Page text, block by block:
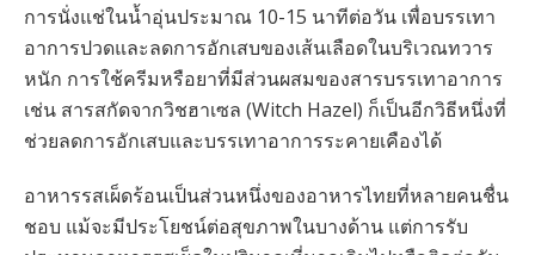
การนั่งแช่ในน้ำอุ่นประมาณ 10-15 นาทีต่อวัน เพื่อบรรเทา
อาการปวดและลดการอักเสบของเส้นเลือดในบริเวณทวาร
หนัก การใช้ครีมหรือยาที่มีส่วนผสมของสารบรรเทาอาการ
เช่น สารสกัดจากวิชฮาเซล (Witch Hazel) ก็เป็นอีกวิธีหนึ่งที่
ช่วยลดการอักเสบและบรรเทาอาการระคายเคืองได้
อาหารรสเผ็ดร้อนเป็นส่วนหนึ่งของอาหารไทยที่หลายคนชื่น
ชอบ แม้จะมีประโยชน์ต่อสุขภาพในบางด้าน แต่การรับ